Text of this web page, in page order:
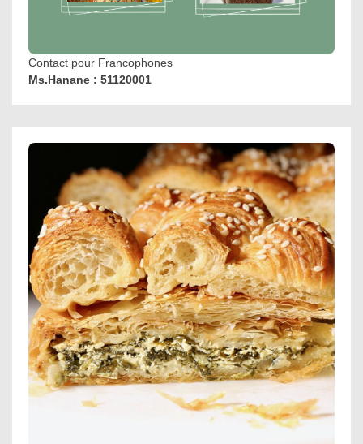
Contact pour Francophones
Ms.Hanane : 51120001